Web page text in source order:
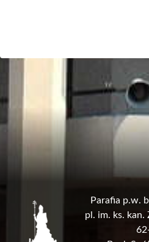
Parafia p.w.
pl. im. ks.